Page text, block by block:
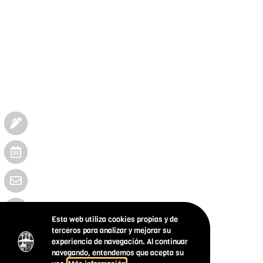
Esta web utiliza cookies propias y de
terceros para analizar y mejorar su
experiencia de navegación. Al continuar
navegando, entendemos que acepta su